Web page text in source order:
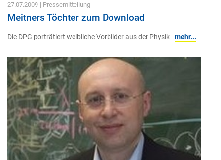
27.07.2009 | Pressemitteilung
Meitners Töchter zum Download
Die DPG porträtiert weibliche Vorbilder aus der Physik mehr...